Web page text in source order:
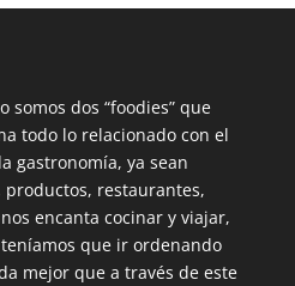
somos dos “foodies” que
todo lo relacionado con el
gastronomía, ya sean
productos, restaurantes,
encanta cocinar y viajar,
que ir ordenando
mejor que a través de este